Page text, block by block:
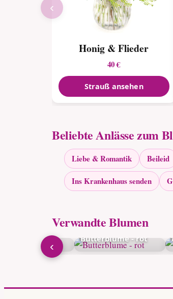
Honig & Flieder
40 €
Strauß ansehen
‹
Beliebte Anlässe zum
Liebe & Romantik Beileid
Ins Krankenhaus senden
Verwandte Blumen
Butterblume - rot
‹